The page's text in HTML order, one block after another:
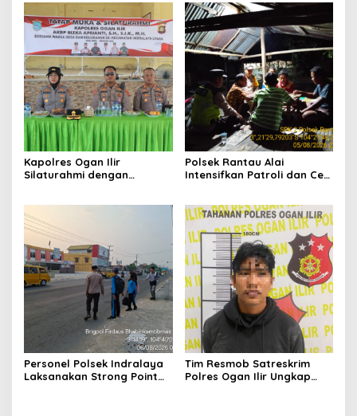
Hadapi Musim Kemarau
Masyarakat Desa Parit
Kapolres Ogan Ilir
Silaturahmi dengan
Kamtibmas dan Antisipasi
Karhutla
Polsek Rantau Alai
Intensifkan Patroli dan Cek
Personel Polsek Indralaya
Laksanakan Strong Point
Tim Resmob Satreskrim
Polres Ogan Ilir Ungkap